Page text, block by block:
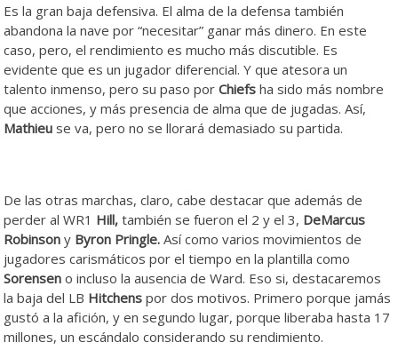
Es la gran baja defensiva. El alma de la defensa también
abandona la nave por “necesitar” ganar más dinero. En este
caso, pero, el rendimiento es mucho más discutible. Es
evidente que es un jugador diferencial. Y que atesora un
talento inmenso, pero su paso porChiefs ha sido más nombre
que acciones, y más presencia de alma que de jugadas. Así,
Mathieu se va, pero no se llorará demasiado su partida.
De las otras marchas, claro, cabe destacar que además de
perder al WR1 Hill, también se fueron el 2 y el 3, DeMarcus
Robinson y Byron Pringle. Así como varios movimientos de
jugadores carismáticos por el tiempo en la plantilla como
Sorensen o incluso la ausencia de Ward. Eso si, destacaremos
la baja del LB Hitchens por dos motivos. Primero porque jamás
gustó a la afición, y en segundo lugar, porque liberaba hasta 17
millones, un escándalo considerando su rendimiento.